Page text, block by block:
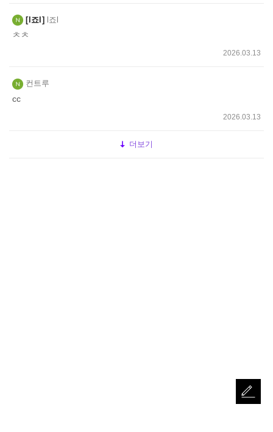
l죠l l죠l
ㅊㅊ
2026.03.13
컨트루
cc
2026.03.13
더보기